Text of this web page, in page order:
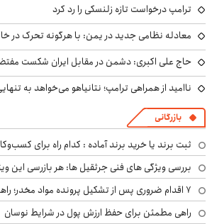
ترامپ درخواست تازه زلنسکی را رد کرد
معادله نظامی جدید در یمن: با هرگونه تحرک در
حاج علی اکبری: دشمن در مقابل ایران شکست
ناامید از همراهی ترامپ؛ نتانیاهو می‌خواهد به
بازرگانی
ثبت برند یا خرید برند آماده : کدام راه برای
بررسی ویژگی های فنی جرثقیل ها: هر بازرسی این
۷ اقدام ضروری پس از تشکیل پرونده مواد مخدر؛ راهنمای خانواده‌ها
راهی مطمئن برای حفظ ارزش پول در شرایط نوسان